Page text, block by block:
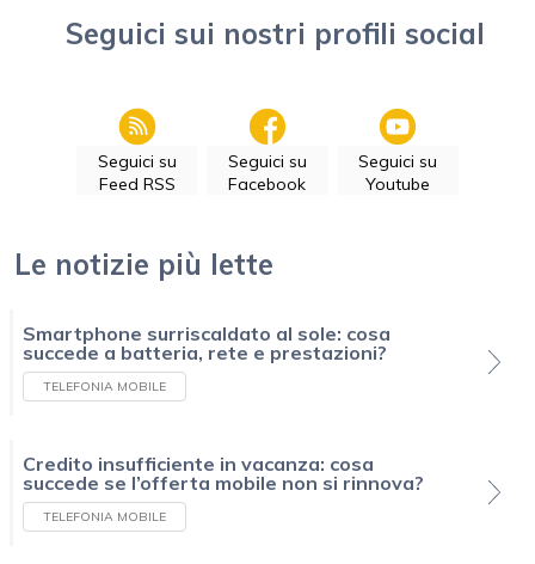
Seguici sui nostri profili social
Seguici su
Feed RSS
Seguici su
Facebook
Seguici su
Youtube
Le notizie più lette
Smartphone surriscaldato al sole: cosa
succede a batteria, rete e prestazioni?
TELEFONIA MOBILE
Credito insufficiente in vacanza: cosa
succede se l’offerta mobile non si rinnova?
TELEFONIA MOBILE